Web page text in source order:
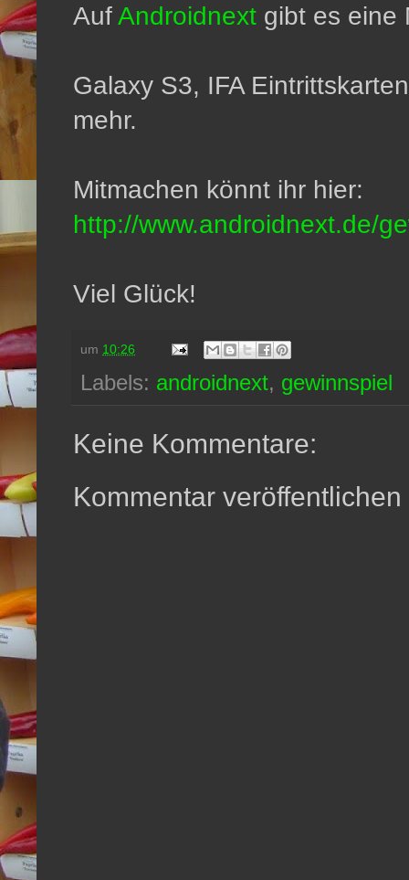
AufAndroidnext gibt es eine
Galaxy S3, IFA
mehr.
Mitmachen könnt ihr hier:
http://www.androidnext.de/
Viel Glück!
um 10:26
Labels: androidnext, gewinnspiel
Keine Kommentare:
Kommentar veröffentlichen